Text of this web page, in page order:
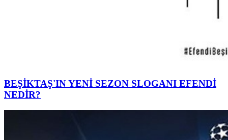
BEŞİKTAŞ'IN YENİ SEZON SLOGANI EFENDİ
NEDİR?